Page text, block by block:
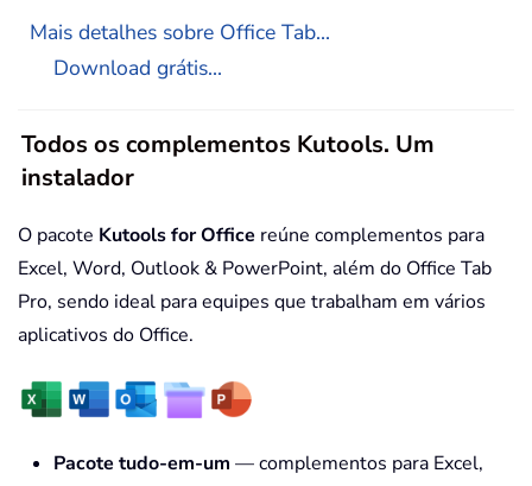
Mais detalhes sobre Office Tab...
Download grátis...
Todos os complementos Kutools. Um
instalador
O pacote Kutools for Office reúne complementos para
Excel, Word, Outlook & PowerPoint, além do Office Tab
Pro, sendo ideal para equipes que trabalham em vários
aplicativos do Office.
Pacote tudo-em-um — complementos para Excel,